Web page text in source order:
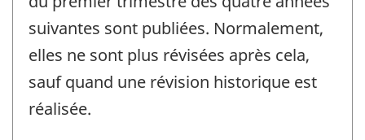
suivantes sont publiées. Normalement,
elles ne sont plus révisées après cela,
sauf quand une révision historique est
réalisée.